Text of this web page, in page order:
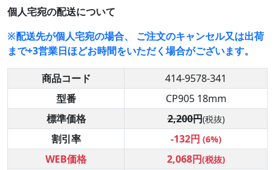
個人宅宛の配送について
※配送先が個人宅宛の場合、 ご注文のキャンセル又は出荷
まで+3営業日ほどお時間をいただく場合がございます。
商品コード
414-9578-341
型番
CP905 18mm
標準価格
2,200円(税抜)
割引率 -132円 (6%)
WEB価格 2,068円(税抜)